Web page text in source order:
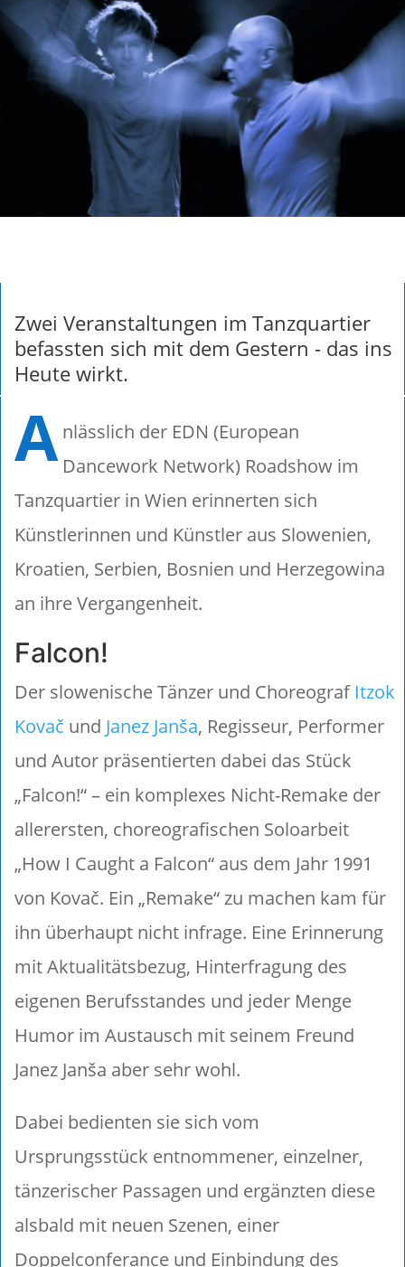
Zwei Veranstaltungen im Tanzquartier
befassten sich mit dem Gestern - das ins
Heute wirkt.
A nlässlich der EDN (European
Dancework Network) Roadshow im
Tanzquartier in Wien erinnerten sich
Künstlerinnen und Künstler aus Slowenien,
Kroatien, Serbien, Bosnien und Herzegowina
an ihre Vergangenheit.
Falcon!
Der slowenische Tänzer und Choreograf Itzok
Kovač und Janez Janša, Regisseur, Performer
und Autor präsentierten dabei das Stück
„Falcon!“ – ein komplexes Nicht-Remake der
allerersten, choreografischen Soloarbeit
„How I Caught a Falcon“ aus dem Jahr 1991
von Kovač. Ein „Remake“ zu machen kam für
ihn überhaupt nicht infrage. Eine Erinnerung
mit Aktualitätsbezug, Hinterfragung des
eigenen Berufsstandes und jeder Menge
Humor im Austausch mit seinem Freund
Janez Janša aber sehr wohl.
Dabei bedienten sie sich vom
Ursprungsstück entnommener, einzelner,
tänzerischer Passagen und ergänzten diese
alsbald mit neuen Szenen, einer
Doppelconferance und Einbindung des